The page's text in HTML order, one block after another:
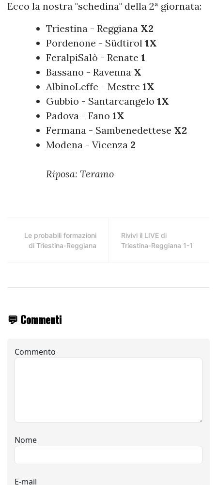
Ecco la nostra "schedina" della 2ª giornata:
Triestina - Reggiana X2
Pordenone - Südtirol 1X
FeralpiSalò - Renate 1
Bassano - Ravenna X
AlbinoLeffe - Mestre 1X
Gubbio - Santarcangelo 1X
Padova - Fano 1X
Fermana - Sambenedettese X2
Modena - Vicenza 2
Riposa: Teramo
Le probabili formazioni
di Triestina-Reggiana
Rivivi il LIVE di
Triestina-Reggiana 1-1
💬 Commenti